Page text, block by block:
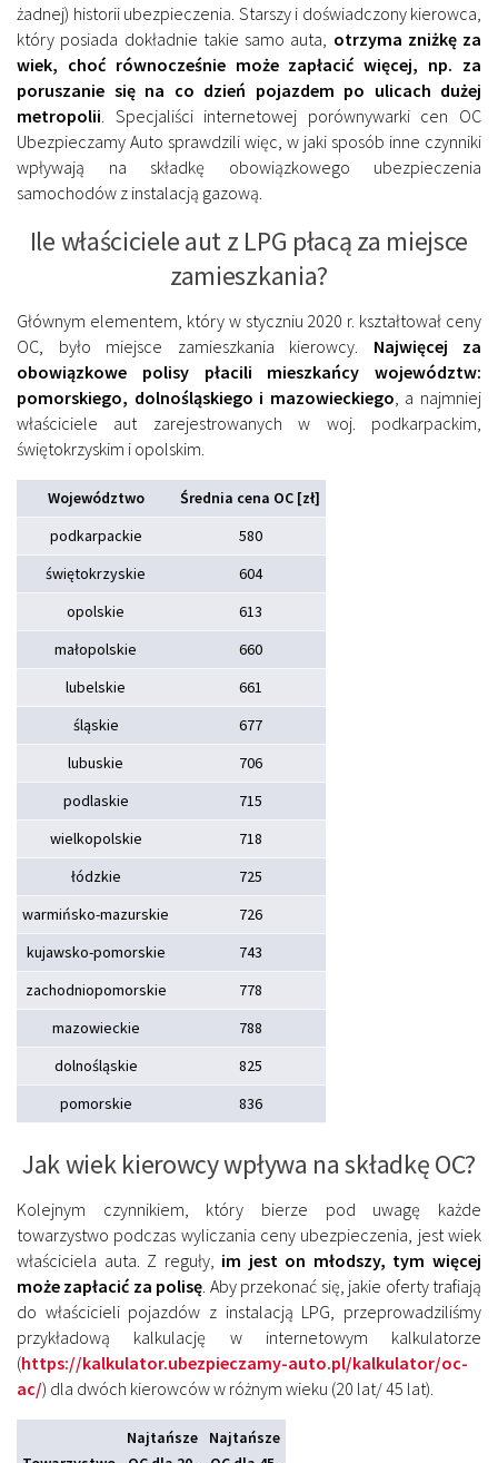
żadnej) historii ubezpieczenia. Starszy i doświadczony kierowca,
który posiada dokładnie takie samo auta, otrzyma zniżkę za
wiek, choć równocześnie może zapłacić więcej, np. za
poruszanie się na co dzień pojazdem po ulicach dużej
metropolii. Specjaliści internetowej porównywarki cen OC
Ubezpieczamy Auto sprawdzili więc, w jaki sposób inne czynniki
wpływają na składkę obowiązkowego ubezpieczenia
samochodów z instalacją gazową.
Ile właściciele aut z LPG płacą za miejsce
zamieszkania?
Głównym elementem, który w styczniu 2020 r. kształtował ceny
OC, było miejsce zamieszkania kierowcy. Najwięcej za
obowiązkowe polisy płacili mieszkańcy województw:
pomorskiego, dolnośląskiego i mazowieckiego, a najmniej
właściciele aut zarejestrowanych w woj. podkarpackim,
świętokrzyskim i opolskim.
Województwo
Średnia cena OC [zł]
podkarpackie
580
świętokrzyskie
604
opolskie
613
małopolskie
660
lubelskie
661
śląskie
677
lubuskie
706
podlaskie
715
wielkopolskie
718
łódzkie
725
warmińsko-mazurskie
726
kujawsko-pomorskie
743
zachodniopomorskie
778
mazowieckie
788
dolnośląskie
825
pomorskie
836
Jak wiek kierowcy wpływa na składkę OC?
Kolejnym czynnikiem, który bierze pod uwagę każde
towarzystwo podczas wyliczania ceny ubezpieczenia, jest wiek
właściciela auta. Z reguły, im jest on młodszy, tym więcej
może zapłacić za polisę. Aby przekonać się, jakie oferty trafiają
do właścicieli pojazdów z instalacją LPG, przeprowadziliśmy
przykładową kalkulację w internetowym kalkulatorze
(https://kalkulator.ubezpieczamy-auto.pl/kalkulator/oc-
ac/) dla dwóch kierowców w różnym wieku (20 lat/ 45 lat).
Najtańsze
Najtańsze